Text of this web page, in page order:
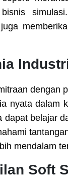
dengan
nyata dalam
belajar
mendalam
Soft